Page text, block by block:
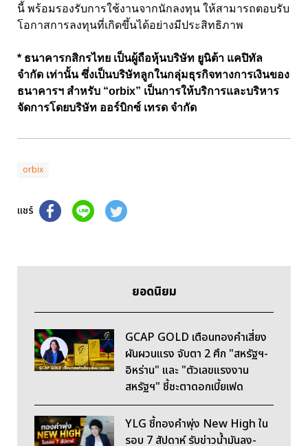
นี้ พร้อมรองรับการใช้งานจากนักลงทุน ให้สามารถตอบรับ
โอกาสการลงทุนที่เกิดขึ้นได้อย่างมีประสิทธิภาพ
* ธนาคารกสิกรไทย เป็นผู้ถือหุ้นบริษัท ยูนิต้า แคปิทัล
จำกัด เท่านั้น ซึ่งเป็นบริษัทลูกในกลุ่มธุรกิจทางการเงินของ
ธนาคารฯ สำหรับ “orbix” เป็นการให้บริการและบริหาร
จัดการโดยบริษัท ออร์บิกซ์ เทรด จำกัด
orbix
แชร์
ยอดนิยม
GCAP GOLD เตือนทองคำเสี่ยง
ผันผวนแรง จับตา 2 ศึก "สหรัฐฯ-
อิหร่าน" และ "ตัวเลขแรงงาน
สหรัฐฯ" ชี้ชะตาดอกเบี้ยเฟด
YLG ชี้ทองคำพุ่ง New High ใน
รอบ 7 สัปดาห์ รับข่าวน้ำมันลง-